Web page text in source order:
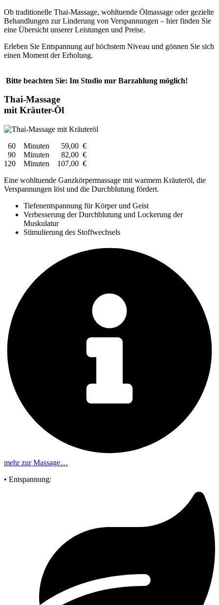
Ob traditionelle Thai-Massage, wohltuende Ölmassage oder gezielte
Behandlungen zur Linderung von Verspannungen – hier finden Sie
eine Übersicht unserer Leistungen und Preise.
Erleben Sie Entspannung auf höchstem Niveau und gönnen Sie sich
einen Moment der Erholung.
Bitte beachten Sie: Im Studio nur Barzahlung möglich!
Thai-Massage
mit Kräuter-Öl
60 Minuten 59,00 €
90
Minuten 82,00 €
120 Minuten 107,00 €
Eine wohltuende Ganzkörpermassage mit warmem Kräuteröl, die
Verspannungen löst und die Durchblutung fördert.
Tiefenentspannung für Körper und Geist
Verbesserung der Durchblutung und Lockerung der
Muskulatur
Stimulierung des Stoffwechsels
mehr zur Massage…
• Entspannung: